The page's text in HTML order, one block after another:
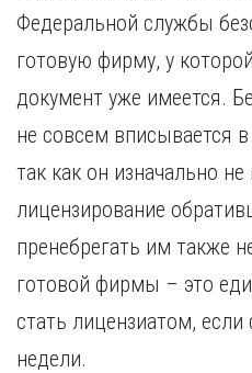
Федеральной службы
готовую фирму, у
документ уже имеется.
не совсем вписывается
так как он изначально
лицензирование
пренебрегать им также
готовой фирмы – это
стать лицензиатом,
недели.